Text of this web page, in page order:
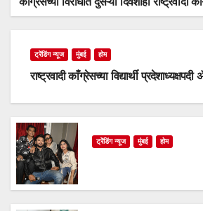
ट्रेंडिंग न्यूज मुंबई होम
राष्ट्रवादी काँग्रेसच्या विद्यार्थी
ट्रेंडिंग न्यूज मुंबई होम